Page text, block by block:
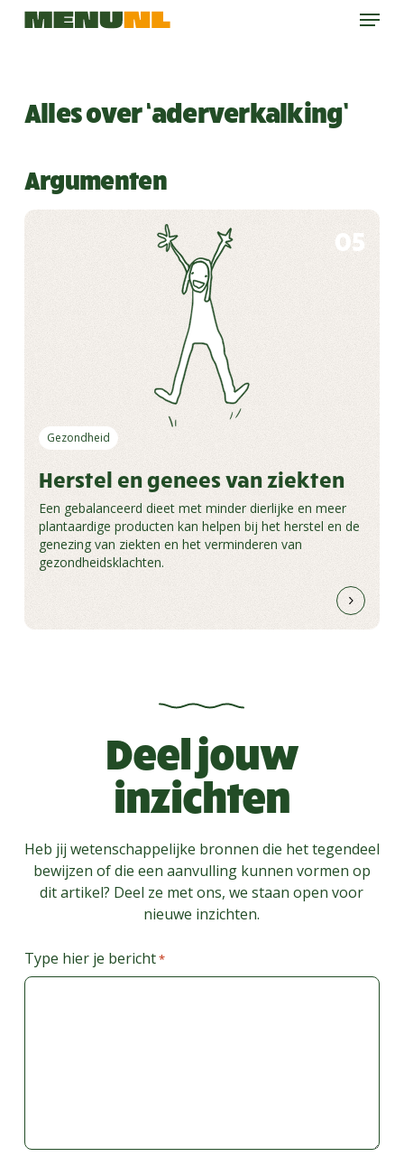
Skip
Menu
Alles over ‘aderverkalking’
Argumenten
Gezondheid
05
Herstel en genees van ziekten
Een gebalanceerd dieet met minder dierlijke en meer
plantaardige producten kan helpen bij het herstel en de
genezing van ziekten en het verminderen van
gezondheidsklachten.
Deel jouw
inzichten
Heb jij wetenschappelijke bronnen die het tegendeel
bewijzen of die een aanvulling kunnen vormen op
dit artikel? Deel ze met ons, we staan open voor
nieuwe inzichten.
Type hier je bericht*